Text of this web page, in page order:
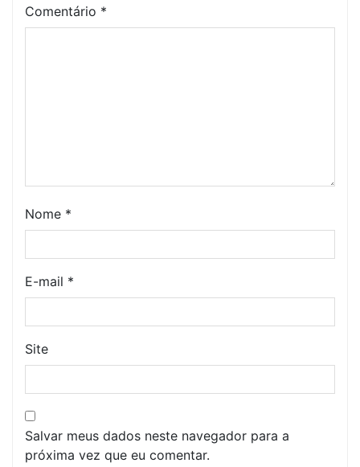
Comentário *
Nome *
E-mail *
Site
Salvar meus dados neste navegador para a
próxima vez que eu comentar.